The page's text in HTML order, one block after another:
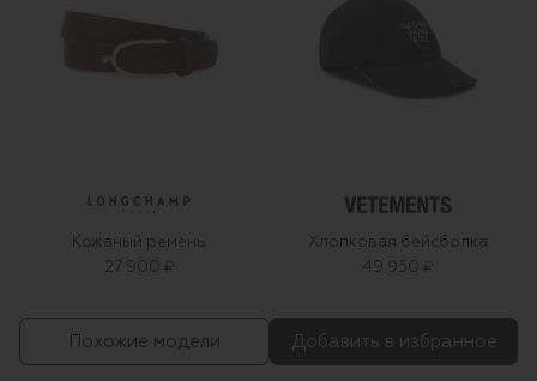
Кожаный ремень
27 900 ₽
Хлопковая бейсболка
49 950 ₽
Похожие модели Добавить в избранное